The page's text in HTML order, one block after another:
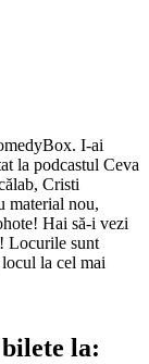
I-ai
la podcastul Ceva
Cristi
material nou,
Hai să-i vezi
Locurile sunt
la cel mai
la: